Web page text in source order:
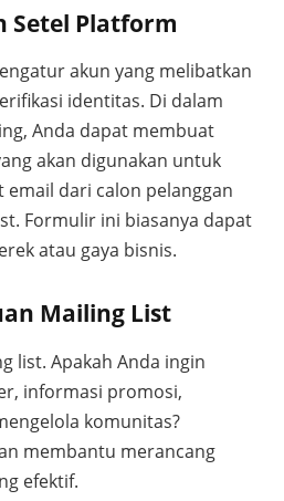
Setel Platform
akun yang melibatkan
identitas. Di dalam
Anda dapat membuat
akan digunakan untuk
dari calon pelanggan
Formulir ini biasanya dapat
atau gaya bisnis.
Mailing List
list. Apakah Anda ingin
informasi promosi,
komunitas?
membantu merancang
efektif.